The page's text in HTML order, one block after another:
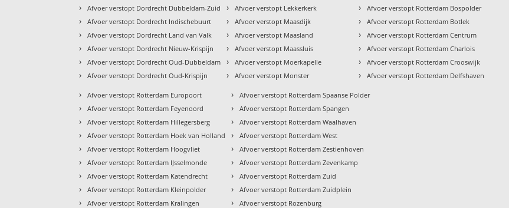
› Afvoer verstopt Dordrecht Dubbeldam-Zuid
› Afvoer verstopt Dordrecht Indischebuurt
› Afvoer verstopt Dordrecht Land van Valk
› Afvoer verstopt Dordrecht Nieuw-Krispijn
› Afvoer verstopt Dordrecht Oud-Dubbeldam
› Afvoer verstopt Dordrecht Oud-Krispijn
› Afvoer verstopt Lekkerkerk
› Afvoer verstopt Maasdijk
› Afvoer verstopt Maasland
› Afvoer verstopt Maassluis
› Afvoer verstopt Moerkapelle
› Afvoer verstopt Monster
› Afvoer verstopt Rotterdam Bospolder
› Afvoer verstopt Rotterdam Botlek
› Afvoer verstopt Rotterdam Centrum
› Afvoer verstopt Rotterdam Charlois
› Afvoer verstopt Rotterdam Crooswijk
› Afvoer verstopt Rotterdam Delfshaven
› Afvoer verstopt Rotterdam Europoort
› Afvoer verstopt Rotterdam Feyenoord
› Afvoer verstopt Rotterdam Hillegersberg
› Afvoer verstopt Rotterdam Hoek van Holland
› Afvoer verstopt Rotterdam Hoogvliet
› Afvoer verstopt Rotterdam IJsselmonde
› Afvoer verstopt Rotterdam Katendrecht
› Afvoer verstopt Rotterdam Kleinpolder
› Afvoer verstopt Rotterdam Kralingen
› Afvoer verstopt Rotterdam Spaanse Polder
› Afvoer verstopt Rotterdam Spangen
› Afvoer verstopt Rotterdam Waalhaven
› Afvoer verstopt Rotterdam West
› Afvoer verstopt Rotterdam Zestienhoven
› Afvoer verstopt Rotterdam Zevenkamp
› Afvoer verstopt Rotterdam Zuid
› Afvoer verstopt Rotterdam Zuidplein
› Afvoer verstopt Rozenburg